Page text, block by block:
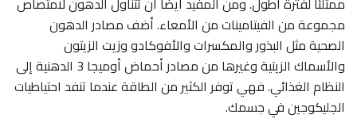
مجموعة من الفيتامينات من الأمعاء. أضف مصادر الدهون
الصحية مثل البذور والمكسرات والأفوكادو وزيت الزيتون
والأسماك الزيتية وغيرها من مصادر أحماض أوميجا 3 الدهنية إلى
النظام الغذائي. فهي توفر الكثير من الطاقة عندما تنفد احتياطيات
الجليكوجين في جسمك.